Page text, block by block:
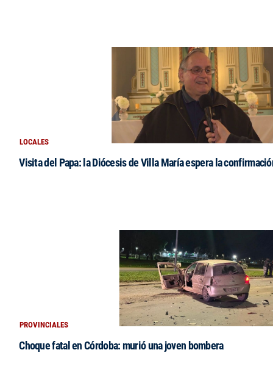
LOCALES
Visita del Papa: la Diócesis de Villa María espera la
PROVINCIALES
Choque fatal en Córdoba: murió una joven bombera